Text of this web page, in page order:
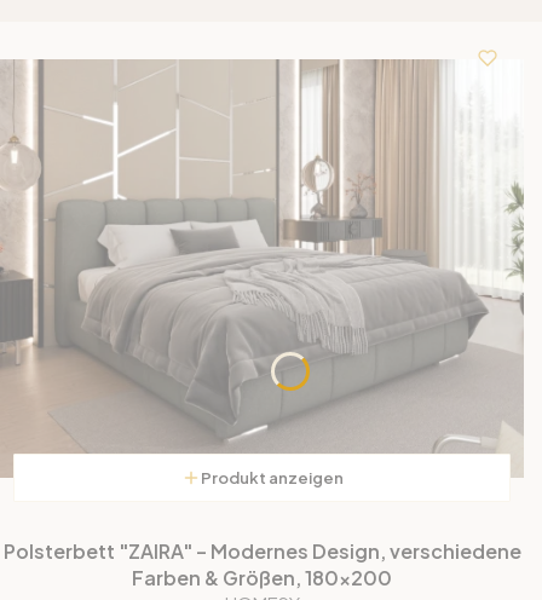
Produkt anzeigen
Polsterbett "ZAIRA" – Modernes Design, verschiedene
Farben & Größen, 180x200